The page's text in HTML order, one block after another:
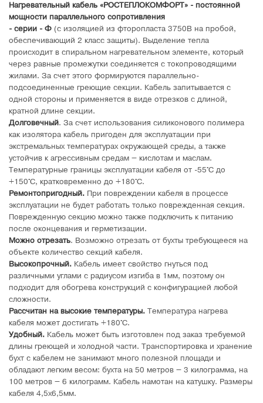
Нагревательный кабель «РОСТЕПЛОКОМФОРТ» - постоянной
мощности параллельного сопротивления
- серии - Ф (с изоляцией из фторопласта 3750В на пробой,
обеспечивающий 2 класс защиты). Выделение тепла
происходит в спиральном нагревательном элементе, который
через равные промежутки соединяется с токопроводящими
жилами. За счет этого формируются параллельно-
подсоединенные греющие секции. Кабель запитывается с
одной стороны и применяется в виде отрезков с длиной,
кратной длине секции.
Долговечный. За счет использования силиконового полимера
как изолятора кабель пригоден для эксплуатации при
экстремальных температурах окружающей среды, а также
устойчив к агрессивным средам – кислотам и маслам.
Температурные границы эксплуатации кабеля от -55°C до
+150°C, кратковременно до +180°C.
Ремонтопригодный. При повреждении кабеля в процессе
эксплуатации не будет работать только поврежденная секция.
Поврежденную секцию можно также подключить к питанию
после оконцевания и герметизации.
Можно отрезать. Возможно отрезать от бухты требующееся на
объекте количество секций кабеля.
Высокопрочный. Кабель имеет свойство гнуться под
различными углами с радиусом изгиба в 1мм, поэтому он
подходит для обогрева конструкций с конфигурацией любой
сложности.
Рассчитан на высокие температуры. Температура нагрева
кабеля может достигать +180°C.
Удобный. Кабель может быть изготовлен под заказ требуемой
длины греющей и холодной части. Транспортировка и хранение
бухт с кабелем не занимают много полезной площади и
обладают легким весом: бухта на 50 метров – 3 килограмма, на
100 метров – 6 килограмм. Кабель намотан на катушку. Размеры
кабеля 4,5х6,5мм.